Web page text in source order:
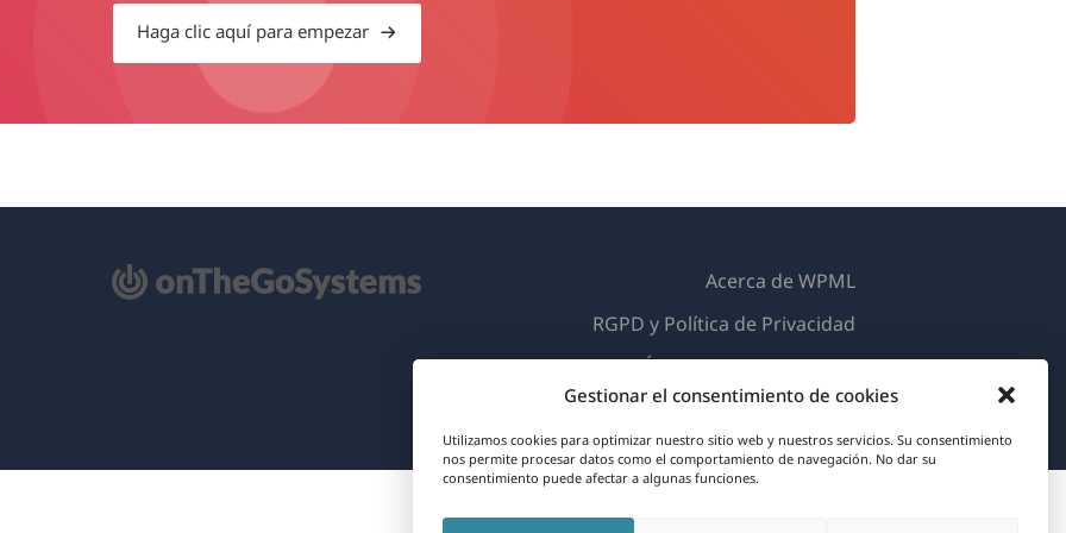
Gestionar el consentimiento de cookies
Utilizamos cookies para optimizar nuestro sitio web y nuestros servicios. Su consentimiento
nos permite procesar datos como el comportamiento de navegación. No dar su
consentimiento puede afectar a algunas funciones.
Haga clic aquí para empezar
Acerca de WPML
RGPD y Política de Privacidad
Únete a nuestro equipo(se
abre
en
una
abreabreabre